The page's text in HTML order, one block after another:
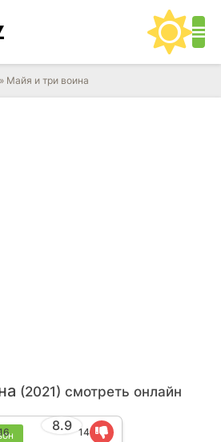
» Майя и три воина
(2021) смотреть онлайн
8.9 14